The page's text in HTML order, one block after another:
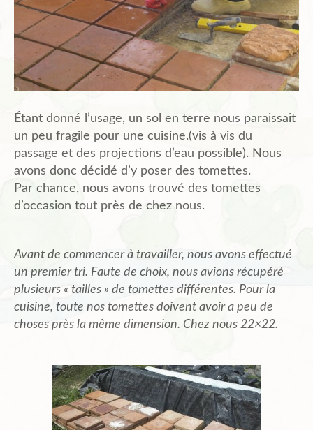
Étant donné l’usage, un sol en terre nous paraissait
un peu fragile pour une cuisine.(vis à vis du
passage et des projections d’eau possible). Nous
avons donc décidé d’y poser des tomettes.
Par chance, nous avons trouvé des tomettes
d’occasion tout près de chez nous.
Avant de commencer à travailler, nous avons effectué
un premier tri. Faute de choix, nous avions récupéré
plusieurs « tailles » de tomettes différentes. Pour la
cuisine, toute nos tomettes doivent avoir a peu de
choses près la même dimension. Chez nous 22×22.